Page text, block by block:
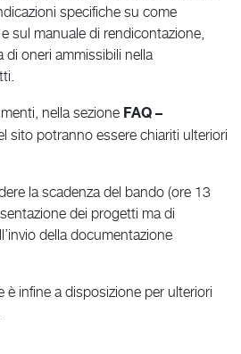
specifiche su come
sul manuale di rendicontazione,
di oneri ammissibili nella
nella sezione FAQ –
sito potranno essere chiariti ulteriori
la scadenza del bando (ore 13
dei progetti ma di
della documentazione
è infine a disposizione per ulteriori